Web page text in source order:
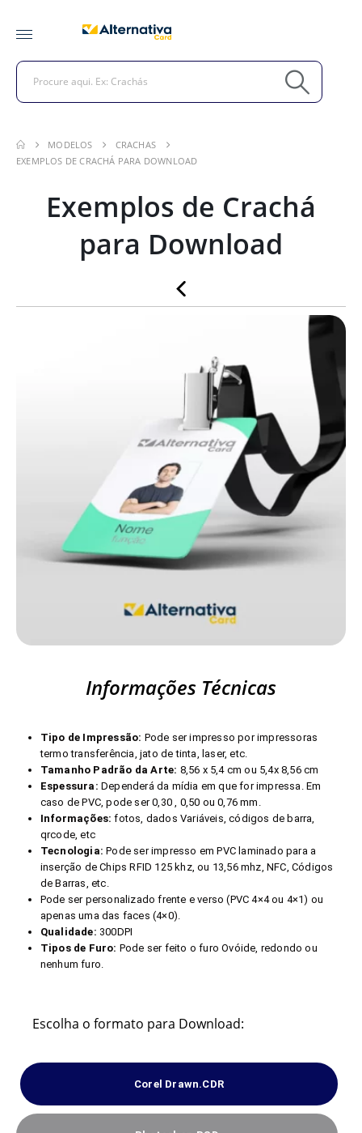
MODELOS
CRACHAS
EXEMPLOS DE CRACHÁ PARA DOWNLOAD
Exemplos de Crachá
para Download
Informações Técnicas
Tipo de Impressão: Pode ser impresso por impressoras
termo transferência, jato de tinta, laser, etc.
Tamanho Padrão da Arte: 8,56 x 5,4 cm ou 5,4x 8,56 cm
Espessura: Dependerá da mídia em que for impressa. Em
caso de PVC, pode ser 0,30 , 0,50 ou 0,76 mm.
Informações: fotos, dados Variáveis, códigos de barra,
qrcode, etc
Tecnologia: Pode ser impresso em PVC laminado para a
inserção de Chips RFID 125 khz, ou 13,56 mhz, NFC, Códigos
de Barras, etc.
Pode ser personalizado frente e verso (PVC 4×4 ou 4×1) ou
apenas uma das faces (4×0).
Qualidade: 300DPI
Tipos de Furo: Pode ser feito o furo Ovóide, redondo ou
nenhum furo.
Escolha o formato para Download:
Corel Drawn.CDR